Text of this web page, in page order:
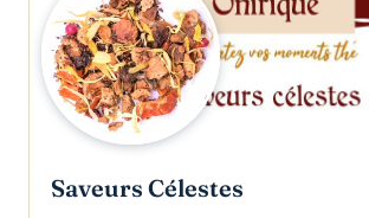
Saveurs Célestes